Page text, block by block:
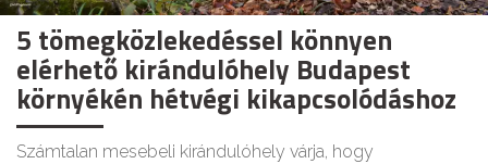
5 tömegközlekedéssel könnyen
elérhető kirándulóhely Budapest
környékén hétvégi kikapcsolódáshoz
Számtalan mesebeli kirándulóhely várja, hogy